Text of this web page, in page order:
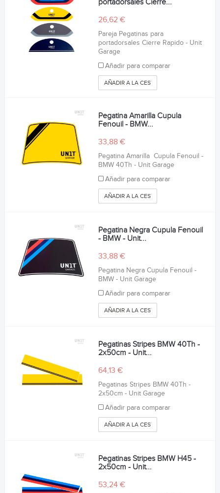
portadorsales Cierre...
26,62 €
Pareja Pegatinas para
portadorsales Cierre Rapido - Unit
Garage
Añadir para comparar
AÑADIR A LA CESTA
Pegatina Amarilla Cupula
Fenouil - BMW...
33,88 €
Pegatina Amarilla Cupula Fenouil -
BMW 40Th - Unit Garage
Añadir para comparar
AÑADIR A LA CESTA
Pegatina Negra Cupula Fenouil
- BMW - Unit...
33,88 €
Pegatina Negra Cupula Fenouil -
BMW - Unit Garage
Añadir para comparar
AÑADIR A LA CESTA
Pegatinas Stripes BMW 40Th -
2x50cm - Unit...
64,13 €
Pegatinas Stripes BMW 40Th -
2x50cm - Unit Garage
Añadir para comparar
AÑADIR A LA CESTA
Pegatinas Stripes BMW H45 -
2x50cm - Unit...
53,24 €